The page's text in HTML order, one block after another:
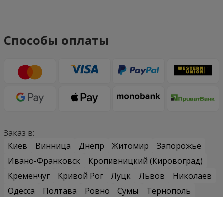
Способы оплаты
Заказ в:
Киев
Винница Днепр Житомир
Запорожье
Ивано-Франковск
Кропивницкий (Кировоград)
Кременчуг
Кривой Рог Луцк Львов
Николаев
Одесса
Полтава Ровно Сумы
Тернополь